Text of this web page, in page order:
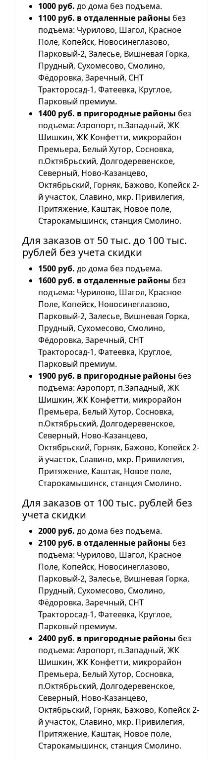
1000 руб. до дома без подъема.
1100 руб. в отдаленные районы без
подъема: Чурилово, Шагол, Красное
Поле, Копейск, Новосинеглазово,
Парковый-2, Залесье, Вишневая Горка,
Прудный, Сухомесово, Смолино,
Фёдоровка, Заречный, СНТ
Тракторосад-1, Фатеевка, Круглое,
Парковый премиум.
1400 руб. в пригородные районы без
подъема: Аэропорт, п.Западный, ЖК
Шишкин, ЖК Конфетти, микрорайон
Премьера, Белый Хутор, Сосновка,
п.Октябрьский, Долгодеревенское,
Северный, Ново-Казанцево,
Октябрьский, Горняк, Бажово, Копейск 2-
й участок, Славино, мкр. Привилегия,
Притяжение, Каштак, Новое поле,
Старокамышинск, станция Смолино.
Для заказов от 50 тыс. до 100 тыс.
рублей без учета скидки
1500 руб. до дома без подъема.
1600 руб. в отдаленные районы без
подъема: Чурилово, Шагол, Красное
Поле, Копейск, Новосинеглазово,
Парковый-2, Залесье, Вишневая Горка,
Прудный, Сухомесово, Смолино,
Фёдоровка, Заречный, СНТ
Тракторосад-1, Фатеевка, Круглое,
Парковый премиум.
1900 руб. в пригородные районы без
подъема: Аэропорт, п.Западный, ЖК
Шишкин, ЖК Конфетти, микрорайон
Премьера, Белый Хутор, Сосновка,
п.Октябрьский, Долгодеревенское,
Северный, Ново-Казанцево,
Октябрьский, Горняк, Бажово, Копейск 2-
й участок, Славино, мкр. Привилегия,
Притяжение, Каштак, Новое поле,
Старокамышинск, станция Смолино.
Для заказов от 100 тыс. рублей без
учета скидки
2000 руб. до дома без подъема.
2100 руб. в отдаленные районы без
подъема: Чурилово, Шагол, Красное
Поле, Копейск, Новосинеглазово,
Парковый-2, Залесье, Вишневая Горка,
Прудный, Сухомесово, Смолино,
Фёдоровка, Заречный, СНТ
Тракторосад-1, Фатеевка, Круглое,
Парковый премиум.
2400 руб. в пригородные районы без
подъема: Аэропорт, п.Западный, ЖК
Шишкин, ЖК Конфетти, микрорайон
Премьера, Белый Хутор, Сосновка,
п.Октябрьский, Долгодеревенское,
Северный, Ново-Казанцево,
Октябрьский, Горняк, Бажово, Копейск 2-
й участок, Славино, мкр. Привилегия,
Притяжение, Каштак, Новое поле,
Старокамышинск, станция Смолино.